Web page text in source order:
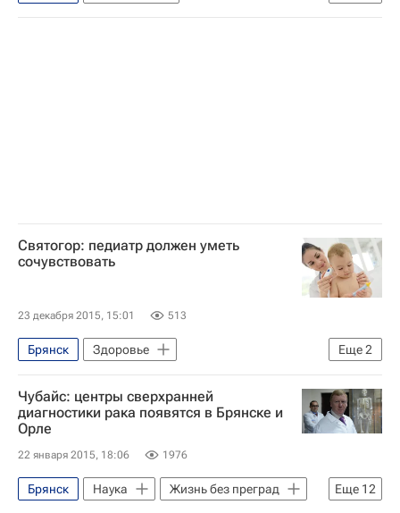
Здоровье - Общество
Здоровье
Святогор: педиатр должен уметь
сочувствовать
23 декабря 2015, 15:01 513
Еще2
Брянск
Здоровье
Поликлиники России
Брянская область
Чубайс: центры сверхранней
диагностики рака появятся в Брянске и
Орле
22 января 2015, 18:06 1976
Еще 12
Брянск Наука
Жизнь без преград